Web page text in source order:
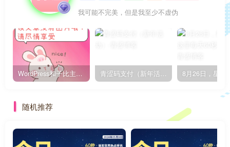
我可能不完美，但是我至少不虚伪
WordPress和子比主题模板&网站美化方法教程-已更新到:23-01-8 青涩码支付（新年活动）
随机推荐